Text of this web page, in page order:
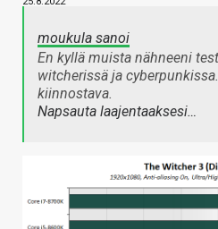
moukula sanoi
En kyllä muista nähneeni
witcherissä ja
kiinnostava.
Napsauta laajentaaksesi…